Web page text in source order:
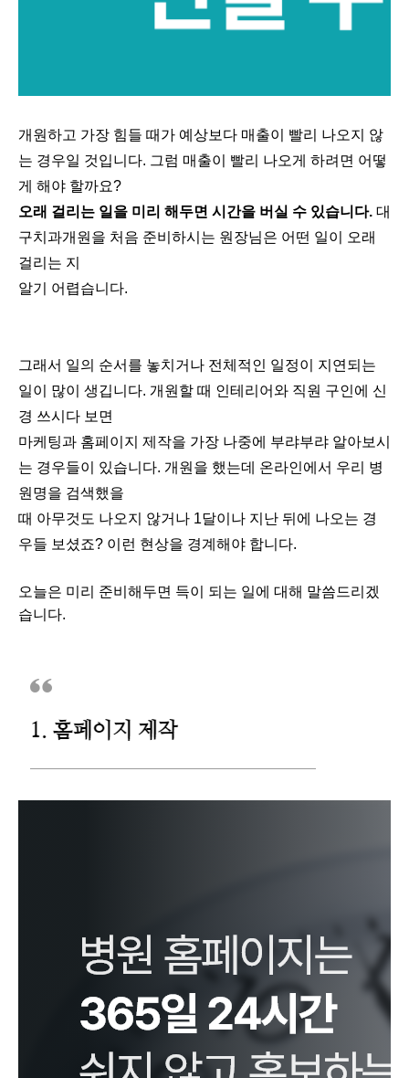
개원하고 가장 힘들 때가 예상보다 매출이 빨리 나오지 않
는 경우일 것입니다. 그럼 매출이 빨리 나오게 하려면 어떻
게 해야 할까요?
오래 걸리는 일을 미리 해두면 시간을 버실 수 있습니다. 대
구치과개원을 처음 준비하시는 원장님은 어떤 일이 오래
걸리는 지
알기 어렵습니다.
그래서 일의 순서를 놓치거나 전체적인 일정이 지연되는
일이 많이 생깁니다. 개원할 때 인테리어와 직원 구인에 신
경 쓰시다 보면
마케팅과 홈페이지 제작을 가장 나중에 부랴부랴 알아보시
는 경우들이 있습니다. 개원을 했는데 온라인에서 우리 병
원명을 검색했을
때 아무것도 나오지 않거나 1달이나 지난 뒤에 나오는 경
우들 보셨죠? 이런 현상을 경계해야 합니다.
오늘은 미리 준비해두면 득이 되는 일에 대해 말씀드리겠
습니다.